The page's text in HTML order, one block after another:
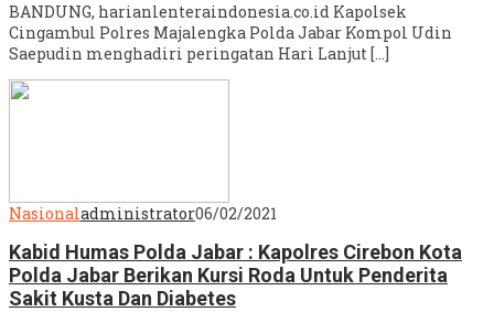
BANDUNG, harianlenteraindonesia.co.id Kapolsek
Cingambul Polres Majalengka Polda Jabar Kompol Udin
Saepudin menghadiri peringatan Hari Lanjut […]
Nasionaladministrator06/02/2021
Kabid Humas Polda Jabar : Kapolres Cirebon Kota
Polda Jabar Berikan Kursi Roda Untuk Penderita
Sakit Kusta Dan Diabetes